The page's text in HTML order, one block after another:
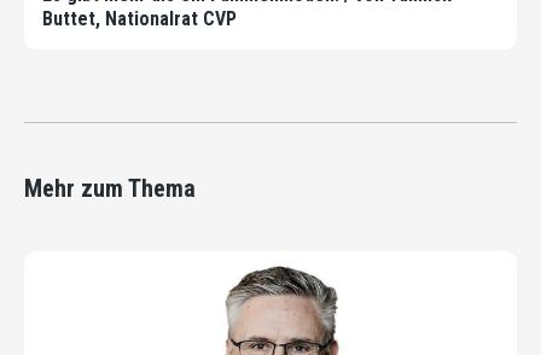
Buttet, Nationalrat CVP
Mehr zum Thema